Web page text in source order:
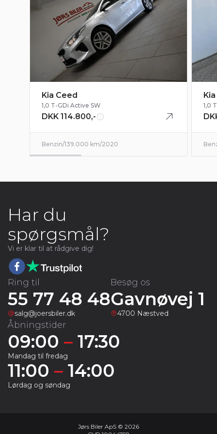
Kia Ceed
1,0 T-GDi Active SW
DKK 114.800,-
Benzin/139.000 km/2020
1,0
Har du
spørgsmål?
Vi er klar til at rådgive dig!
Ring til
55 77 48 48
salg@joersbiler.dk
Besøg os
Gavnøvej 1
4700 Næstved
Åbningstider
09:00 – 17:30
Mandag til fredag
11:00 – 14:00
Lørdag og søndag
Jørs Biler ApS © 2026